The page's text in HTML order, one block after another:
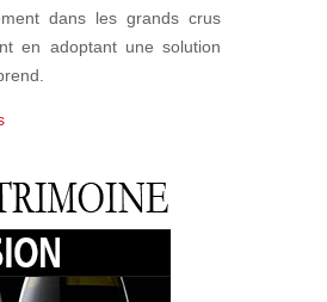
dans les grands crus
en adoptant une solution